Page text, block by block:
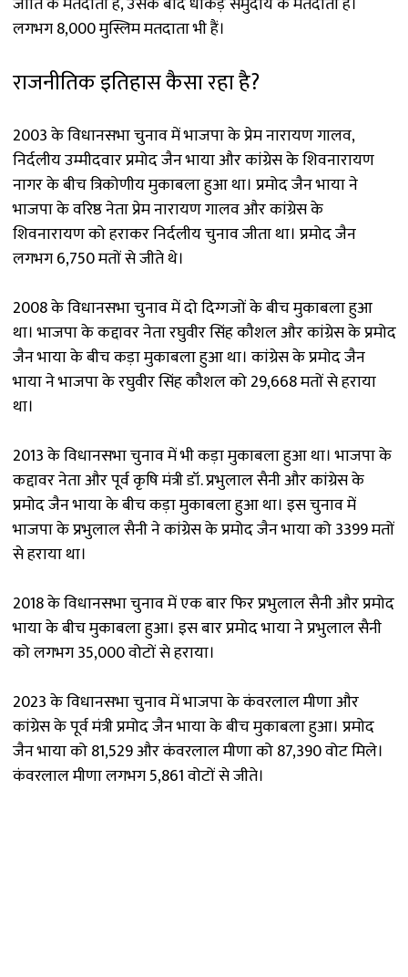
लगभग 8,000 मुस्लिम मतदाता भी हैं।
राजनीतिक इतिहास कैसा रहा है?
2003 के विधानसभा चुनाव में भाजपा के प्रेम नारायण गालव,
निर्दलीय उम्मीदवार प्रमोद जैन भाया और कांग्रेस के शिवनारायण
नागर के बीच त्रिकोणीय मुकाबला हुआ था। प्रमोद जैन भाया ने
भाजपा के वरिष्ठ नेता प्रेम नारायण गालव और कांग्रेस के
शिवनारायण को हराकर निर्दलीय चुनाव जीता था। प्रमोद जैन
लगभग 6,750 मतों से जीते थे।
2008 के विधानसभा चुनाव में दो दिग्गजों के बीच मुकाबला हुआ
था। भाजपा के कद्दावर नेता रघुवीर सिंह कौशल और कांग्रेस के प्रमोद
जैन भाया के बीच कड़ा मुकाबला हुआ था। कांग्रेस के प्रमोद जैन
भाया ने भाजपा के रघुवीर सिंह कौशल को 29,668 मतों से हराया
था।
2013 के विधानसभा चुनाव में भी कड़ा मुकाबला हुआ था। भाजपा के
कद्दावर नेता और पूर्व कृषि मंत्री डॉ. प्रभुलाल सैनी और कांग्रेस के
प्रमोद जैन भाया के बीच कड़ा मुकाबला हुआ था। इस चुनाव में
भाजपा के प्रभुलाल सैनी ने कांग्रेस के प्रमोद जैन भाया को 3399 मतों
से हराया था।
2018 के विधानसभा चुनाव में एक बार फिर प्रभुलाल सैनी और प्रमोद
भाया के बीच मुकाबला हुआ। इस बार प्रमोद भाया ने प्रभुलाल सैनी
को लगभग 35,000 वोटों से हराया।
2023 के विधानसभा चुनाव में भाजपा के कंवरलाल मीणा और
कांग्रेस के पूर्व मंत्री प्रमोद जैन भाया के बीच मुकाबला हुआ। प्रमोद
जैन भाया को 81,529 और कंवरलाल मीणा को 87,390 वोट मिले।
कंवरलाल मीणा लगभग 5,861 वोटों से जीते।